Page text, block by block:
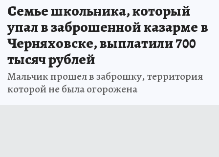
Семье школьника, который
упал в заброшенной казарме в
Черняховске, выплатили 700
тысяч рублей
Мальчик прошел в заброшку, территория
которой не была огорожена